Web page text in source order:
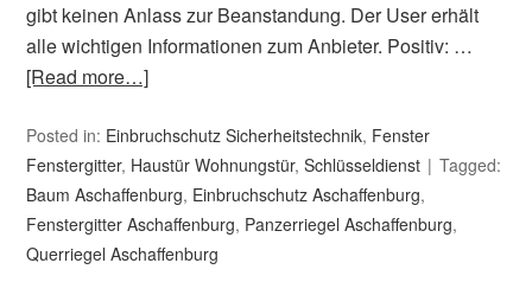
gibt keinen Anlass zur Beanstandung. Der User erhält
alle wichtigen Informationen zum Anbieter. Positiv: …
[Read more…]
Posted in: Einbruchschutz Sicherheitstechnik, Fenster
Fenstergitter, Haustür Wohnungstür,Schlüsseldienst
Tagged:
Baum Aschaffenburg, Einbruchschutz Aschaffenburg,
Fenstergitter Aschaffenburg, Panzerriegel Aschaffenburg,
Querriegel Aschaffenburg